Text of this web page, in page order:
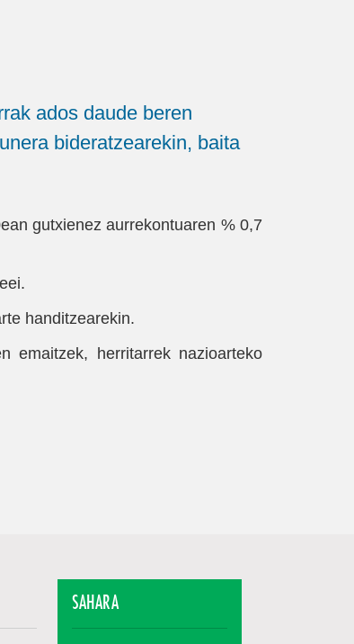
ados daude beren
bideratzearekin, baita
gutxienez aurrekontuaren % 0,7
handitzearekin.
emaitzek, herritarrek nazioarteko
SAHARA